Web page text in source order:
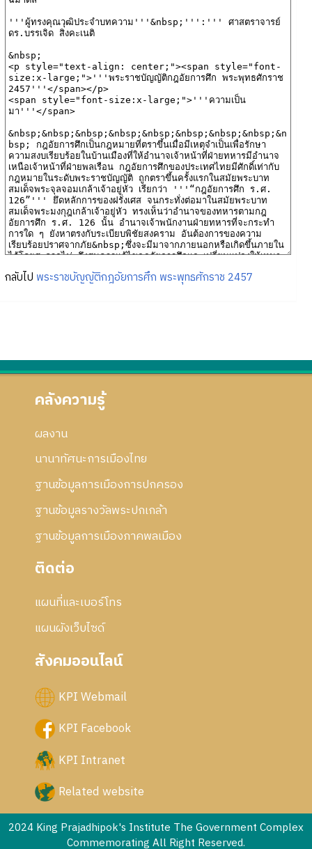
กลับไป พระราชบัญญัติกฎอัยการศึก พระพุทธศักราช 2457
คลังความรู้
ผลงาน
นานาทัศนะการเมืองไทย
ฐานข้อมูลการเมืองการปกครอง
ฐานข้อมูลรางวัลพระปกเกล้า
ฐานข้อมูลการเมืองภาคพลเมือง
ติดต่อ
แผนที่และเบอร์โทร
แผนผังเว็บไซด์
สังคมออนไลน์
KPI Webmail
KPI Facebook
KPI Intranet
Related website
2024 King Prajadhipok's Institute The Government Complex
Commemorating All Right Reserved.